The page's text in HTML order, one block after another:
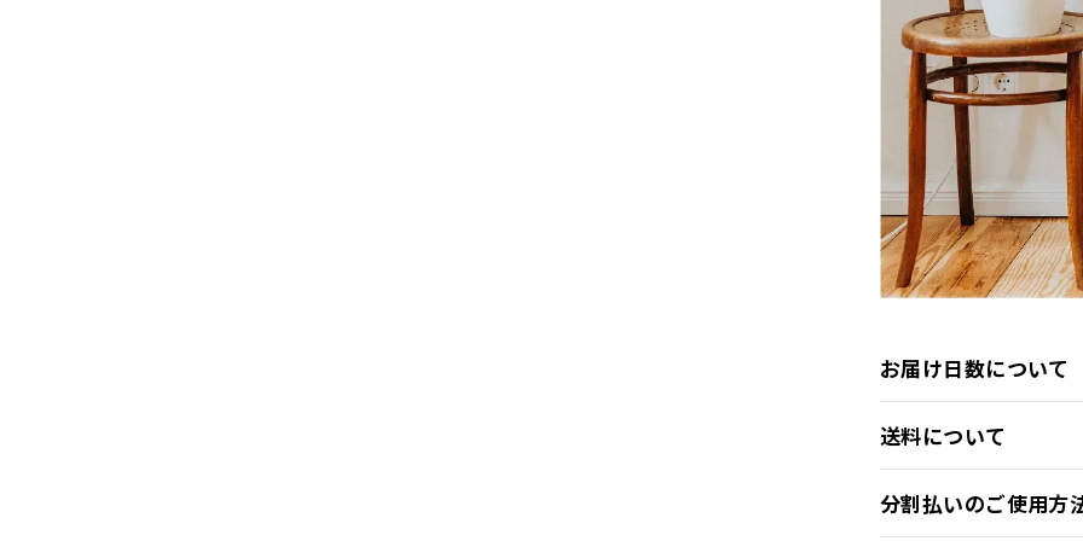
お届け日数について
送料について
分割払いのご使用方